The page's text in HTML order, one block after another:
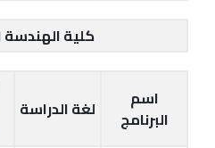
كلية الهندسة
اسم
البرنامج
لغة الدراسة